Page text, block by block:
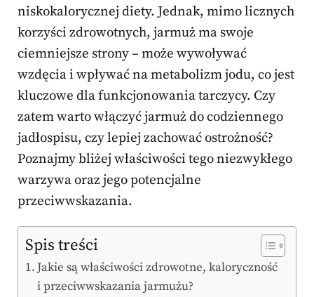
niskokalorycznej diety. Jednak, mimo licznych
korzyści zdrowotnych, jarmuż ma swoje
ciemniejsze strony – może wywoływać
wzdęcia i wpływać na metabolizm jodu, co jest
kluczowe dla funkcjonowania tarczycy. Czy
zatem warto włączyć jarmuż do codziennego
jadłospisu, czy lepiej zachować ostrożność?
Poznajmy bliżej właściwości tego niezwykłego
warzywa oraz jego potencjalne
przeciwwskazania.
Spis treści
Jakie są właściwości zdrowotne, kaloryczność
i przeciwwskazania jarmużu?